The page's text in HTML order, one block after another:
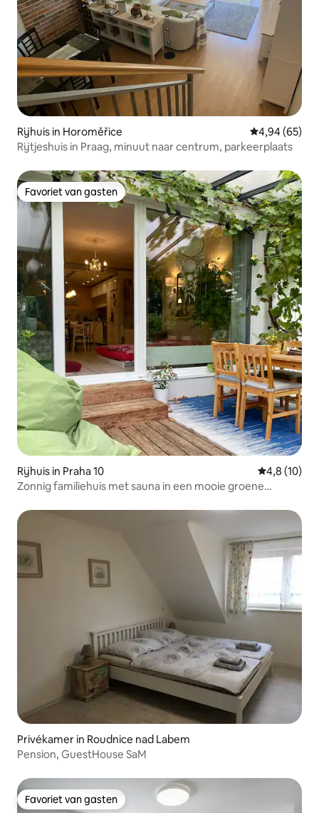
Rijhuis in Horoměřice Gemiddelde
4,94 (65)
Rijtjeshuis in Praag, minuut naar centrum, parkeerplaats
Favoriet van gasten
Favoriet van gasten
Rijhuis in Praha 10
4,8 (10)
Zonnig familiehuis met sauna in een mooie groene
Privékamer in Roudnice nad Labem
Pension, GuestHouse SaM
Favoriet van gasten
Favoriet van gasten